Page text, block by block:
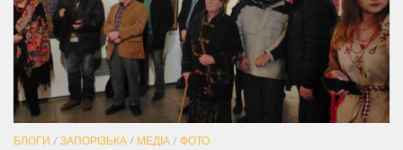
БЛОГИ / ЗАПОРІЗЬКА / МЕДІА / ФОТО